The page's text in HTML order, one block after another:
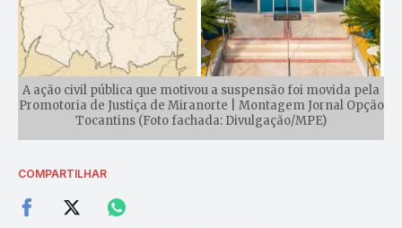
A ação civil pública que motivou a suspensão foi movida pela
Promotoria de Justiça de Miranorte | Montagem Jornal Opção
Tocantins (Foto fachada: Divulgação/MPE)
COMPARTILHAR